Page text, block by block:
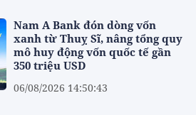
Nam A Bank đón dòng vốn
xanh từ Thuỵ Sĩ, nâng tổng quy
mô huy động vốn quốc tế gần
350 triệu USD
06/08/2026 14:50:43